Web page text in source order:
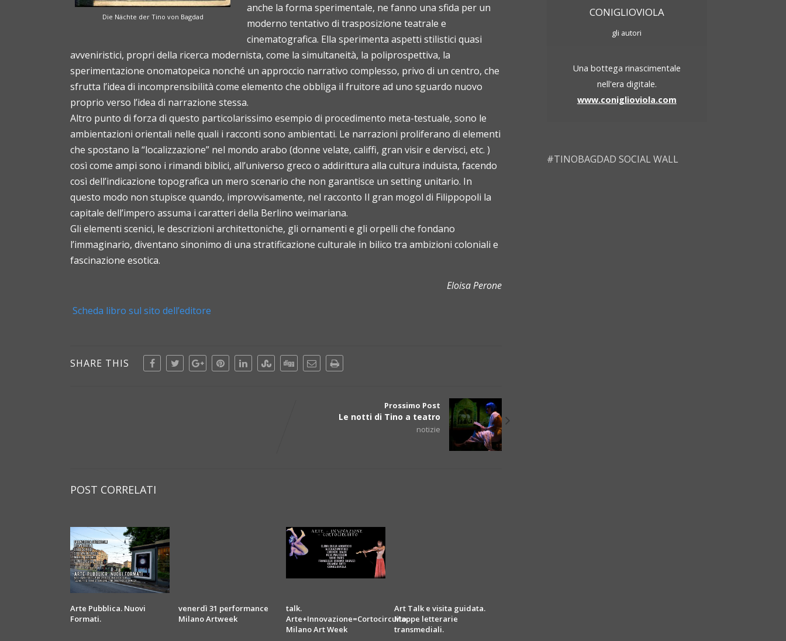
Die Nächte der Tino von Bagdad
anche la forma sperimentale, ne fanno una sfida per un
moderno tentativo di trasposizione teatrale e
cinematografica. Ella sperimenta aspetti stilistici quasi
avveniristici, propri della ricerca modernista, come la simultaneità, la poliprospettiva, la
sperimentazione onomatopeica nonché un approccio narrativo complesso, privo di un centro, che
sfrutta l’idea di incomprensibilità come elemento che obbliga il fruitore ad uno sguardo nuovo
proprio verso l’idea di narrazione stessa.
Altro punto di forza di questo particolarissimo esempio di procedimento meta-testuale, sono le
ambientazioni orientali nelle quali i racconti sono ambientati. Le narrazioni proliferano di elementi
che spostano la “localizzazione” nel mondo arabo (donne velate, califfi, gran visir e dervisci, etc. )
così come ampi sono i rimandi biblici, all’universo greco o addirittura alla cultura induista, facendo
così dell’indicazione topografica un mero scenario che non garantisce un setting unitario. In
questo modo non stupisce quando, improvvisamente, nel racconto Il gran mogol di Filippopoli la
capitale dell’impero assuma i caratteri della Berlino weimariana.
Gli elementi scenici, le descrizioni architettoniche, gli ornamenti e gli orpelli che fondano
l’immaginario, diventano sinonimo di una stratificazione culturale in bilico tra ambizioni coloniali e
fascinazione esotica.
Eloisa Perone
Scheda libro sul sito dell’editore
SHARE THIS
Prossimo Post
Le notti di Tino a teatro
notizie
POST CORRELATI
Arte Pubblica. Nuovi
Formati.
venerdì 31 performance
Milano Artweek
talk.
Arte+Innovazione=Cortocircuito.
Milano Art Week
Art Talk e visita guidata.
Mappe letterarie
transmediali.
CONIGLIOVIOLA
gli autori
Una bottega rinascimentale
nell'era digitale.
www.coniglioviola.com
#TINOBAGDAD SOCIAL WALL